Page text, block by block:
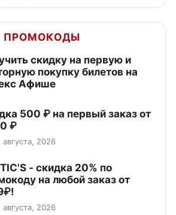
ПРОМОКОДЫ
скидку на первую и
покупку билетов на
Афише
500 ₽ на первый заказ от
₽
2026
- скидка 20% по
на любой заказ от
2026